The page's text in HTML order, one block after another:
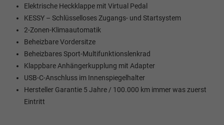
Elektrische Heckklappe mit Virtual Pedal
KESSY – Schlüsselloses Zugangs- und Startsystem
2-Zonen-Klimaautomatik
Beheizbare Vordersitze
Beheizbares Sport-Multifunktionslenkrad
Klappbare Anhängerkupplung mit Adapter
USB-C-Anschluss im Innenspiegelhalter
Hersteller Garantie 5 Jahre / 100.000 km immer was zuerst
Eintritt